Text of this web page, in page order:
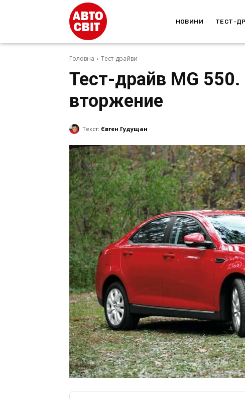
НОВИНИ ТЕСТ-
Головна Тест-драйви
Тест-драйв MG
вторжение
Текст: Євген Гудущан